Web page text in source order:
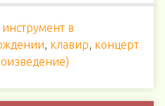
инструмент в
, клавир, концерт